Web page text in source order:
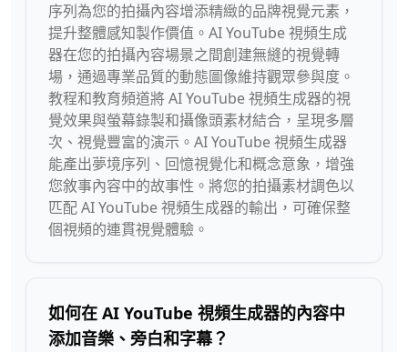
序列為您的拍攝內容增添精緻的品牌視覺元素，
提升整體感知製作價值。AI YouTube 視頻生成
器在您的拍攝內容場景之間創建無縫的視覺轉
場，通過專業品質的動態圖像維持觀眾參與度。
教程和教育頻道將 AI YouTube 視頻生成器的視
覺效果與螢幕錄製和攝像頭素材結合，呈現多層
次、視覺豐富的演示。AI YouTube 視頻生成器
能產出夢境序列、回憶視覺化和概念意象，增強
您敘事內容中的故事性。將您的拍攝素材調色以
匹配 AI YouTube 視頻生成器的輸出，可確保整
個視頻的連貫視覺體驗。
如何在 AI YouTube 視頻生成器的內容中
添加音樂、旁白和字幕？